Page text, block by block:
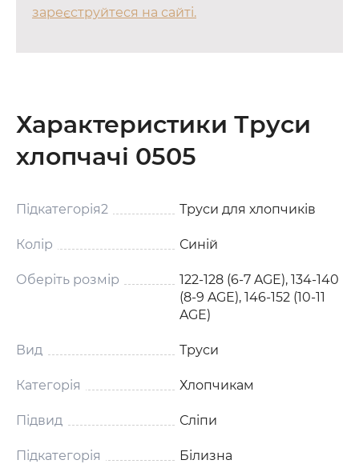
зареєструйтеся на сайті.
Характеристики Труси
хлопчачі 0505
Підкатегорія2 Труси для хлопчиків
Колір Синій
Оберіть розмір
122-128 (6-7 AGE), 134-140
(8-9 AGE), 146-152 (10-11
AGE)
Вид Труси
Категорія Хлопчикам
Підвид Сліпи
Підкатегорія Білизна